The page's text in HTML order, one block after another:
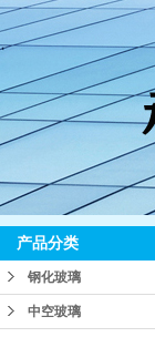
产品分类
钢化玻璃
中空玻璃